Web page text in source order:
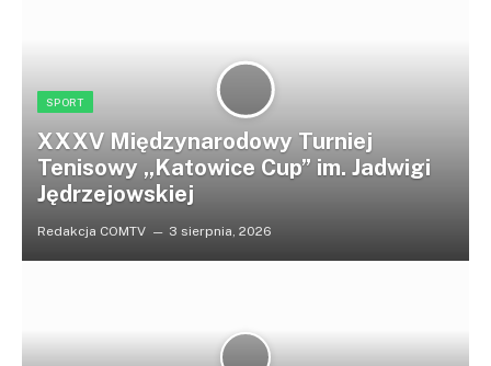
SPORT
XXXV Międzynarodowy Turniej
Tenisowy „Katowice Cup” im. Jadwigi
Jędrzejowskiej
Redakcja COMTV 3 sierpnia, 2026